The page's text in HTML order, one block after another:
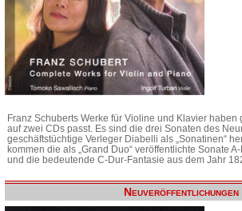
Franz Schuberts Werke für Violine und Klavier haben
auf zwei CDs passt. Es sind die drei Sonaten des
geschäftstüchtige Verleger Diabelli als „Sonatinen“
kommen die als „Grand Duo“ veröffentlichte Sonate
und die bedeutende C-Dur-Fantasie aus dem Jahr
Neuveröffentlichungen